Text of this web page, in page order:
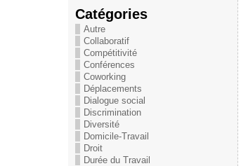
Catégories
Autre
Collaboratif
Compétitivité
Conférences
Coworking
Déplacements
Dialogue social
Discrimination
Diversité
Domicile-Travail
Droit
Durée du Travail